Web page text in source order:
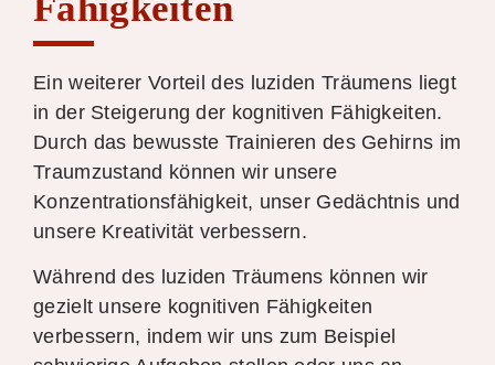
Ein weiterer Vorteil des luziden Träumens liegt
in der Steigerung der kognitiven Fähigkeiten.
Durch das bewusste Trainieren des Gehirns im
Traumzustand können wir unsere
Konzentrationsfähigkeit, unser Gedächtnis und
unsere Kreativität verbessern.
Während des luziden Träumens können wir
gezielt unsere kognitiven Fähigkeiten
verbessern, indem wir uns zum Beispiel